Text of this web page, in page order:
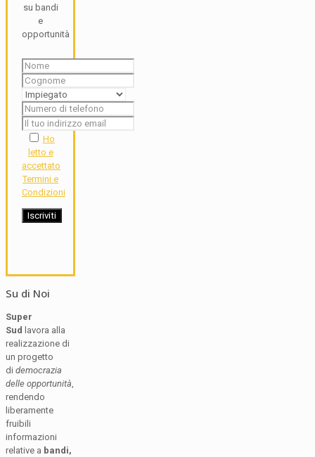
su bandi
e
opportunità
Ho
letto e
accettato
Termini e
Condizioni
Su di Noi
Super
Sud lavora alla
realizzazione di
un progetto
di democrazia
delle opportunità
rendendo
liberamente
fruibili
informazioni
relative a bandi,